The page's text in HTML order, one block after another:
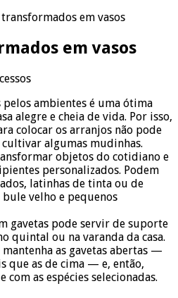
em vasos
em vasos
ambientes é uma ótima
alegre e cheia de vida. Por isso,
colocar os arranjos não pode
algumas mudinhas.
objetos do cotidiano e
personalizados. Podem
latinhas de tinta ou de
velho e pequenos
gavetas pode servir de suporte
quintal ou na varanda da casa.
as gavetas abertas —
que as de cima — e, então,
com as espécies selecionadas.